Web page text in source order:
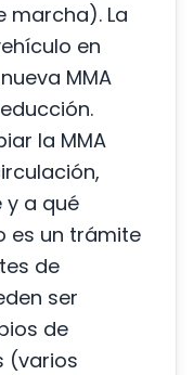
marcha). La
en
MMA
la MMA
a qué
es un trámite
de
ser
de
(varios